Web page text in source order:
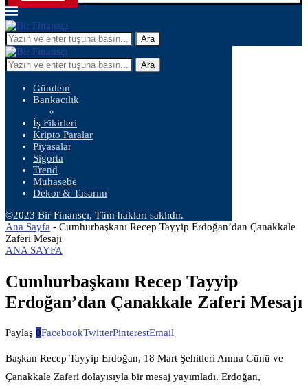
Ara
Ara
Gündem
Bankacılık
İş Fikirleri
Kripto Paralar
Piyasalar
Sigorta
Trend
Muhasebe
Dekor & Tasarım
©2023 Bir Finansçı, Tüm hakları saklıdır.
Ana Sayfa - Cumhurbaşkanı Recep Tayyip Erdoğan’dan Çanakkale
Zaferi Mesajı
ANA SAYFA
Cumhurbaşkanı Recep Tayyip
Erdoğan’dan Çanakkale Zaferi Mesajı
Paylaş 0FacebookTwitterPinterestEmail
Başkan Recep Tayyip Erdoğan, 18 Mart Şehitleri Anma Günü ve
Çanakkale Zaferi dolayısıyla bir mesaj yayımladı. Erdoğan,